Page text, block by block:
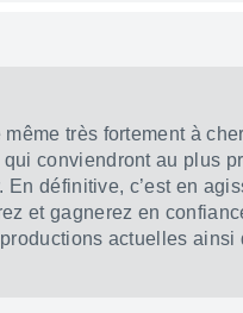
très fortement à
conviendront au plus
définitive, c’est en
et gagnerez en
actuelles ainsi